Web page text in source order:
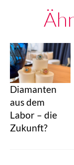
Diamanten
aus dem
Labor – die
Zukunft?